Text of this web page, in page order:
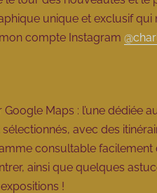
unique et exclusif
compte Instagram
Maps : l’une dédiée
avec des
consultable
ainsi que quelques
!